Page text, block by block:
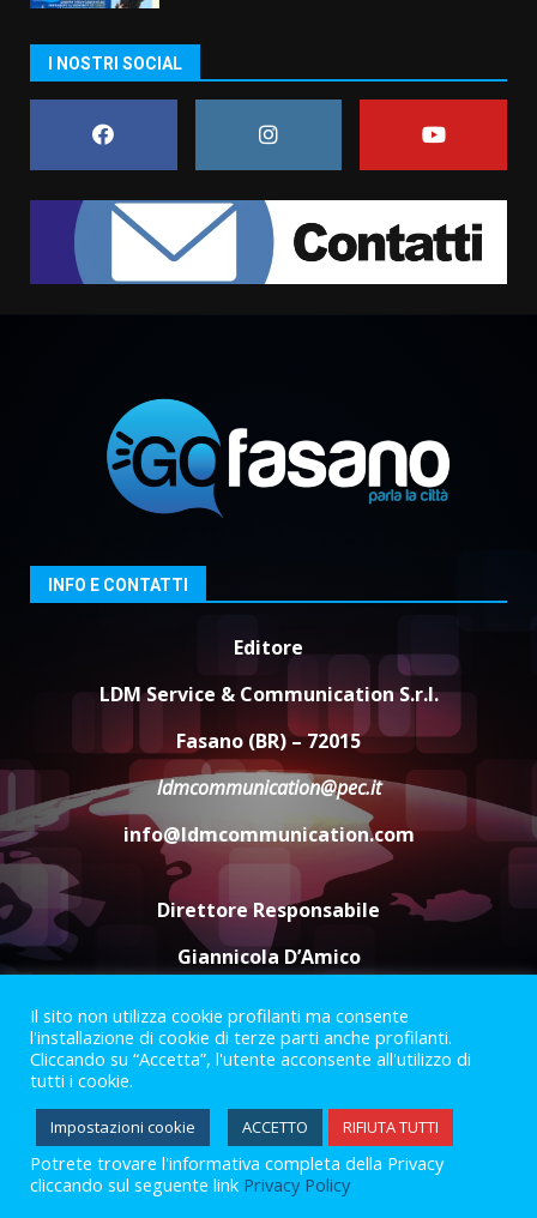
L’abusivismo giornalistico è un
1
cittadinanza attiva: online
l’avviso per la gestione
condivisa della Villetta di
Laureto
Belvedere. Il rapimento”
6 Agosto 2026 06:15
3
Serie D, l’Us Fasano è escluso
5 Agosto 2026 17:30
Truffatori in azione nelle
frazioni fasanesi
Residenti di Savelletri scrivono
al Prefetto: “Noi cittadini di
serie B”
5 Agosto 2026 06:15
I NOSTRI SOCIAL
INFO E CONTATTI
Editore
LDM Service & Communication S.r.l.
Fasano (BR) – 72015
ldmcommunication@pec.it
info@ldmcommunication.com
Direttore Responsabile
Giannicola D’Amico
Termini e Condizioni
Privacy Policy
Informazioni Legali
Facebook
Instagram
Youtube
2023 © Gofasano|Powered byCreativestudio
Il sito non utilizza cookie profilanti ma consente
l'installazione di cookie di terze parti anche profilanti.
Cliccando su “Accetta”, l'utente acconsente all'utilizzo di
tutti i cookie.
Impostazioni cookie ACCETTO RIFIUTA TUTTI
Potrete trovare l'informativa completa della Privacy
cliccando sul seguente link Privacy Policy